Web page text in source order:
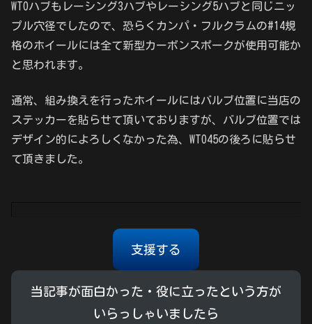
WTOハブもレーシング3ハブやレーシング5ハブと同じニッ
プル穴径でしたので、恐らくカンパ・フルクラムの#14規
格のホイールには全て新型カーボンスポークが使用可能か
と思われます。
通常、組み換えを行ったホイールにはバルブ位置に当店の
ステッカーを貼らせて頂いておりますが、バルブ位置では
デザイン的によろしくなかった為、WTO45の後ろに貼らせ
て頂きました。
支援する
当記事が面白かった・役に立ったという方が
いらっしゃいましたら